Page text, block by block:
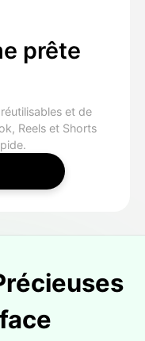
prête
et de
Reels et Shorts